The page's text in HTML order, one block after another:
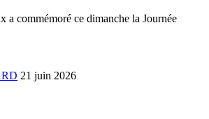
a commémoré ce dimanche la Journée
21 juin 2026